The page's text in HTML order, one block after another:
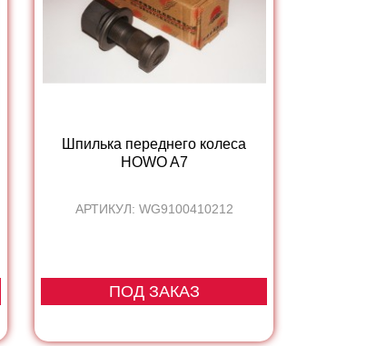
Шпилька переднего колеса
HOWO A7
АРТИКУЛ: WG9100410212
ПОД ЗАКАЗ